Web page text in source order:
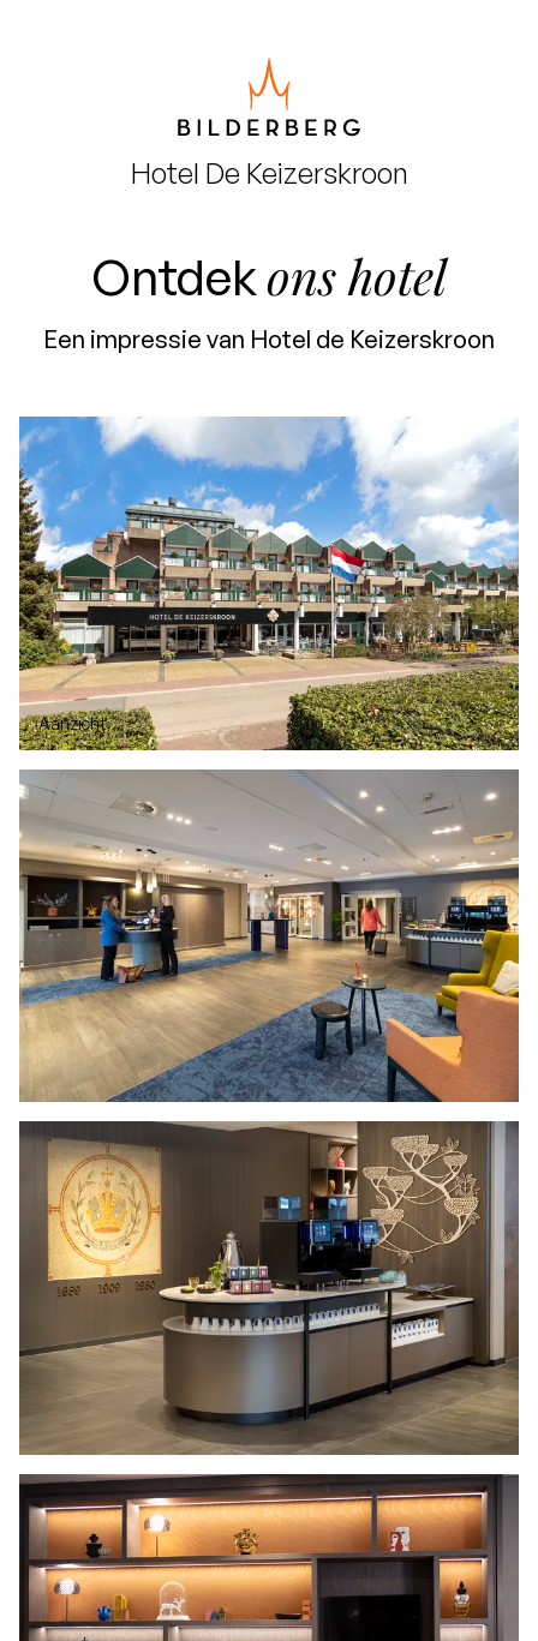
Hotel De Keizerskroon
Ontdekons hotel
Een impressie van Hotel de Keizerskroon
Aanzicht